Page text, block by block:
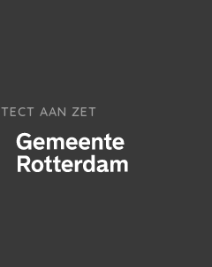
AAN ZET